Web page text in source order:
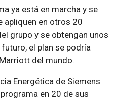
ya está en marcha y se
apliquen en otros 20
grupo y se obtengan unos
el plan se podría
del mundo.
Energética de Siemens
en 20 de sus